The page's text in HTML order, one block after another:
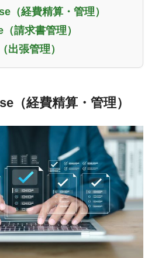
（経費精算・管理）
請求書管理）
出張管理）
（経費精算・管理）